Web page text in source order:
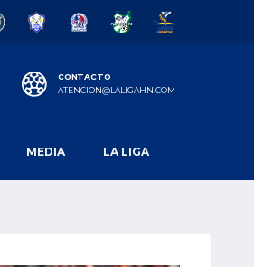
CONTACTO
ATENCION@LALIGAHN.COM
MEDIA LA LIGA